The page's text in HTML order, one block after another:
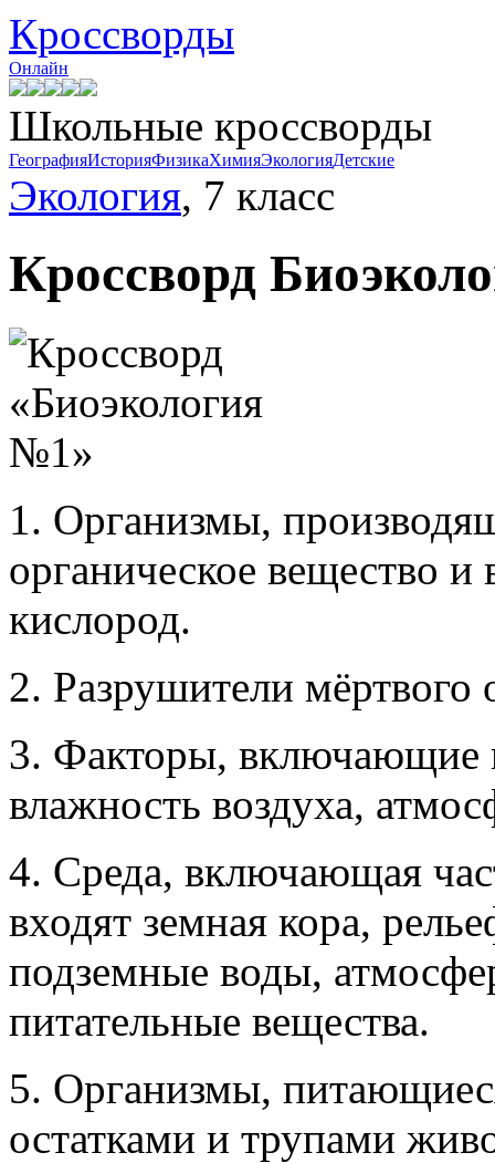
Кроссворды
Онлайн
Школьные кроссворды
ГеографияИсторияФизикаХимияЭкологияДетские
Экология, 7 класс
Кроссворд
1. Организмы,
органическое вещество
кислород.
2. Разрушители мёртвого
3. Факторы, включающие
влажность воздуха,
4. Среда, включающая
входят земная кора,
подземные воды,
питательные вещества.
5. Организмы,
остатками и трупами